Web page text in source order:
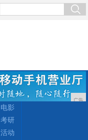
广告
电影
考研
活动